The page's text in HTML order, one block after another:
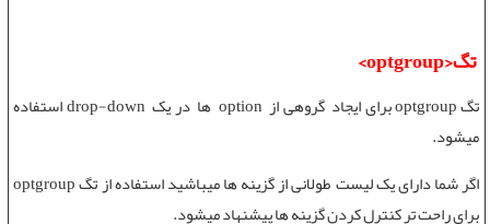
تگ<optgroup>
تگ optgroup
برای ایجاد گروهی از option ها در یک drop-down استفاده
میشود.
اگر شما دارای یک لیست طولانی از گزینه ها میباشید استفاده از تگ optgroup
برای راحت تر کنترل کردن گزینه ها پیشنهاد میشود.